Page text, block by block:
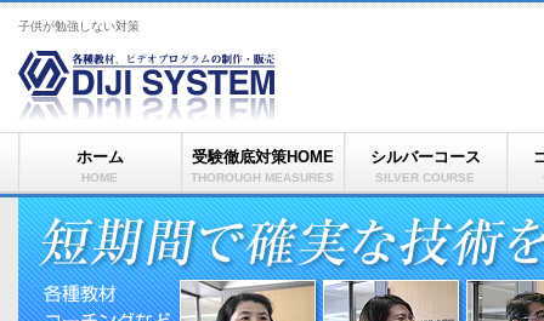
子供が勉強しない対策
ホーム
HOME
受験徹底対策HOME
THOROUGH MEASURES
シルバーコース
SILVER COURSE